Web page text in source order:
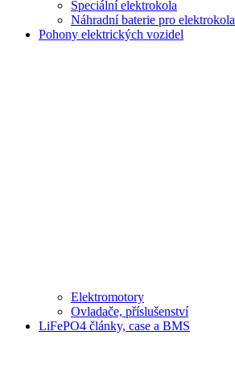
Speciální elektrokola
Náhradní baterie pro elektrokola
Pohony elektrických vozidel
Elektromotory
Ovladače, příslušenství
LiFePO4 články, case a BMS